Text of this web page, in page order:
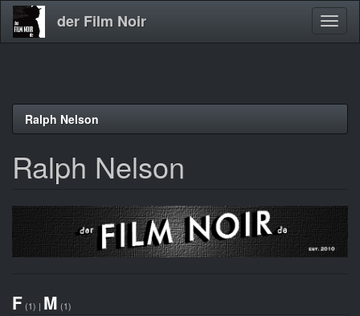
Direkt
der Film Noir
Ralph Nelson
Ralph Nelson
F (1) | M (1)